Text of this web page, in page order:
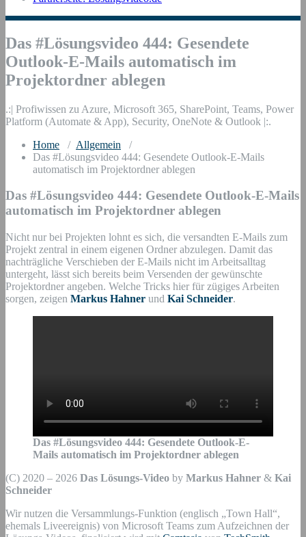
Das #Lösungsvideo 444: Gesendete
Outlook-E-Mails automatisch im
Projektordner ablegen
.:| Profiwissen zu Azure, Microsoft 365, SharePoint, Teams, Power
Platform (Automate & App), Security, OneNote & Outlook |:.
Home / Allgemein /
Das #Lösungsvideo 444: Gesendete Outlook-E-Mails
automatisch im Projektordner ablegen
Das #Lösungsvideo 444: Gesendete Outlook-E-Mails
automatisch im Projektordner ablegen
Nicht nur bei Projekten lohnt es sich, die versandten E-Mails zum
Projekt zentral in einem eigenen Ordner abzulegen. Damit das
nachträgliche Verschieben der E-Mails nicht im Arbeitsalltag
untergeht, lässt sich bereits beim Versenden der gewünschte
Projektordner angeben. Welche Tricks hier für zügiges Arbeiten
sorgen, zeigen Markus Hahner und Kai Schneider.
Das #Lösungsvideo 444: Gesendete Outlook-E-
Mails automatisch im Projektordner ablegen
(C) 2020 – 2026 Das Lösungs-Video by Markus Hahner & Kai
Schneider
Wir nutzen die Versammlungs-Funktion (englisch „Town Hall“,
ehemals Liveereignis) von Microsoft Teams zum Aufzeichnen der